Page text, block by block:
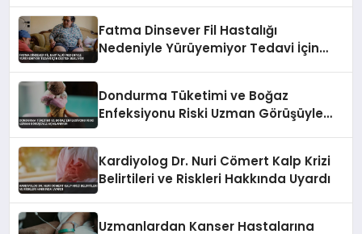
Fatma Dinsever Fil Hastalığı
Nedeniyle Yürüyemiyor Tedavi İçin
Dondurma Tüketimi ve Boğaz
Enfeksiyonu Riski Uzman Görüşüyle
Kardiyolog Dr. Nuri Cömert Kalp Krizi
Belirtileri ve Riskleri Hakkında Uyardı
Uzmanlardan Kanser Hastalarına